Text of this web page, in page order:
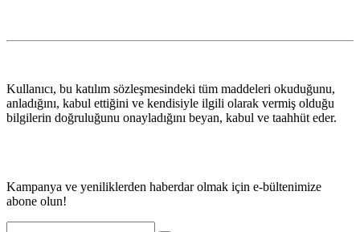
Kullanıcı, bu katılım sözleşmesindeki tüm maddeleri okuduğunu,
anladığını, kabul ettiğini ve kendisiyle ilgili olarak vermiş olduğu
bilgilerin doğruluğunu onayladığını beyan, kabul ve taahhüt eder.
Kampanya ve yeniliklerden haberdar olmak için e-bültenimize
abone olun!